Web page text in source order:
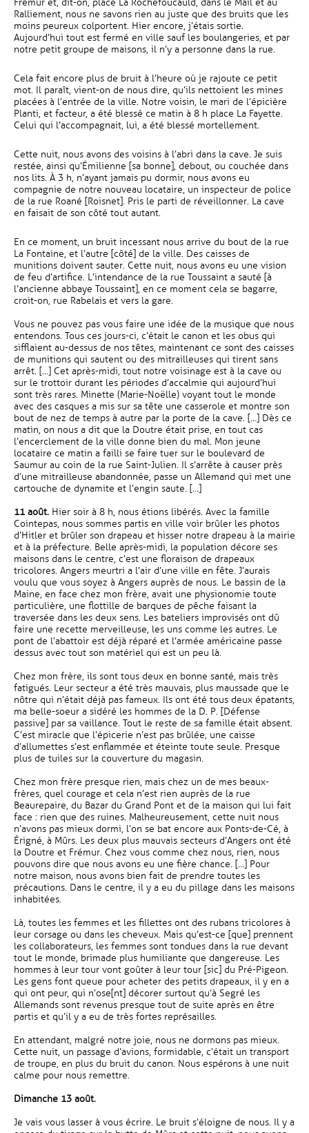
Ralliement, nous ne savons rien au juste que des bruits que les
moins peureux colportent. Hier encore, j’étais sortie.
Aujourd’hui tout est fermé en ville sauf les boulangeries, et par
notre petit groupe de maisons, il n’y a personne dans la rue.
Cela fait encore plus de bruit à l’heure où je rajoute ce petit
mot. Il paraît, vient-on de nous dire, qu’ils nettoient les mines
placées à l’entrée de la ville. Notre voisin, le mari de l’épicière
Planti, et facteur, a été blessé ce matin à 8 h place La Fayette.
Celui qui l’accompagnait, lui, a été blessé mortellement.
Cette nuit, nous avons des voisins à l’abri dans la cave. Je suis
restée, ainsi qu’Émilienne [sa bonne], debout, ou couchée dans
nos lits. À 3 h, n’ayant jamais pu dormir, nous avons eu
compagnie de notre nouveau locataire, un inspecteur de police
de la rue Roané [Roisnet]. Pris le parti de réveillonner. La cave
en faisait de son côté tout autant.
En ce moment, un bruit incessant nous arrive du bout de la rue
La Fontaine, et l’autre [côté] de la ville. Des caisses de
munitions doivent sauter. Cette nuit, nous avons eu une vision
de feu d’artifice. L’intendance de la rue Toussaint a sauté [à
l’ancienne abbaye Toussaint], en ce moment cela se bagarre,
croit-on, rue Rabelais et vers la gare.
Vous ne pouvez pas vous faire une idée de la musique que nous
entendons. Tous ces jours-ci, c’était le canon et les obus qui
sifflaient au-dessus de nos têtes, maintenant ce sont des caisses
de munitions qui sautent ou des mitrailleuses qui tirent sans
arrêt. […] Cet après-midi, tout notre voisinage est à la cave ou
sur le trottoir durant les périodes d’accalmie qui aujourd’hui
sont très rares. Minette (Marie-Noëlle) voyant tout le monde
avec des casques a mis sur sa tête une casserole et montre son
bout de nez de temps à autre par la porte de la cave. […] Dès ce
matin, on nous a dit que la Doutre était prise, en tout cas
l’encerclement de la ville donne bien du mal. Mon jeune
locataire ce matin a failli se faire tuer sur le boulevard de
Saumur au coin de la rue Saint-Julien. Il s’arrête à causer près
d’une mitrailleuse abandonnée, passe un Allemand qui met une
cartouche de dynamite et l’engin saute. […]
11 août. Hier soir à 8 h, nous étions libérés. Avec la famille
Cointepas, nous sommes partis en ville voir brûler les photos
d’Hitler et brûler son drapeau et hisser notre drapeau à la mairie
et à la préfecture. Belle après-midi, la population décore ses
maisons dans le centre, c’est une floraison de drapeaux
tricolores. Angers meurtri a l’air d’une ville en fête. J’aurais
voulu que vous soyez à Angers auprès de nous. Le bassin de la
Maine, en face chez mon frère, avait une physionomie toute
particulière, une flottille de barques de pêche faisant la
traversée dans les deux sens. Les bateliers improvisés ont dû
faire une recette merveilleuse, les uns comme les autres. Le
pont de l’abattoir est déjà réparé et l’armée américaine passe
dessus avec tout son matériel qui est un peu là.
Chez mon frère, ils sont tous deux en bonne santé, mais très
fatigués. Leur secteur a été très mauvais, plus maussade que le
nôtre qui n’était déjà pas fameux. Ils ont été tous deux épatants,
ma belle-soeur a sidéré les hommes de la D. P. [Défense
passive] par sa vaillance. Tout le reste de sa famille était absent.
C’est miracle que l’épicerie n’est pas brûlée, une caisse
d’allumettes s’est enflammée et éteinte toute seule. Presque
plus de tuiles sur la couverture du magasin.
Chez mon frère presque rien, mais chez un de mes beaux-
frères, quel courage et cela n’est rien auprès de la rue
Beaurepaire, du Bazar du Grand Pont et de la maison qui lui fait
face : rien que des ruines. Malheureusement, cette nuit nous
n’avons pas mieux dormi, l’on se bat encore aux Ponts-de-Cé, à
Érigné, à Mûrs. Les deux plus mauvais secteurs d’Angers ont été
la Doutre et Frémur. Chez vous comme chez nous, rien, nous
pouvons dire que nous avons eu une fière chance. […] Pour
notre maison, nous avons bien fait de prendre toutes les
précautions. Dans le centre, il y a eu du pillage dans les maisons
inhabitées.
Là, toutes les femmes et les fillettes ont des rubans tricolores à
leur corsage ou dans les cheveux. Mais qu’est-ce [que] prennent
les collaborateurs, les femmes sont tondues dans la rue devant
tout le monde, brimade plus humiliante que dangereuse. Les
hommes à leur tour vont goûter à leur tour [sic] du Pré-Pigeon.
Les gens font queue pour acheter des petits drapeaux, il y en a
qui ont peur, qui n’ose[nt] décorer surtout qu’à Segré les
Allemands sont revenus presque tout de suite après en être
partis et qu’il y a eu de très fortes représailles.
En attendant, malgré notre joie, nous ne dormons pas mieux.
Cette nuit, un passage d’avions, formidable, c’était un transport
de troupe, en plus du bruit du canon. Nous espérons à une nuit
calme pour nous remettre.
Dimanche 13 août.
Je vais vous lasser à vous écrire. Le bruit s’éloigne de nous. Il y a